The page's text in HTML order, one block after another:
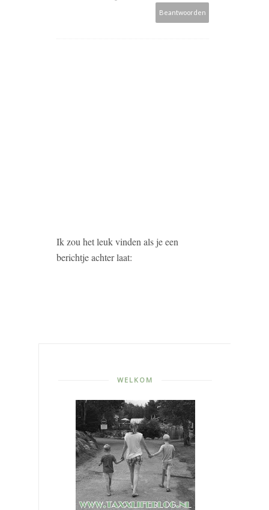
Beantwoorden
Ik zou het leuk vinden als je een
berichtje achter laat:
WELKOM